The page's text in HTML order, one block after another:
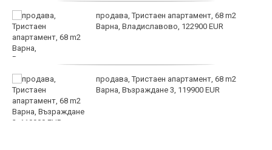
продава, Тристаен апартамент, 68 m2
Варна, Владиславово, 122900 EUR
продава, Тристаен апартамент, 68 m2
Варна, Възраждане 3, 119900 EUR